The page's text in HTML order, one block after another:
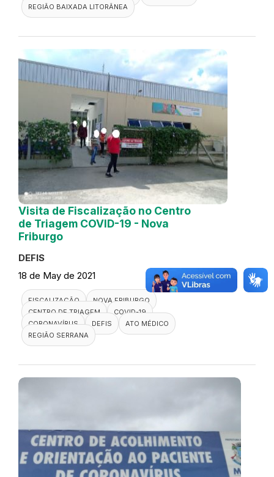
REGIÃO BAIXADA LITORÂNEA
Visita de Fiscalização no Centro
de Triagem COVID-19 - Nova
Friburgo
DEFIS
18 de May de 2021
FISCALIZAÇÃO
NOVA FRIBURGO
CENTRO DE TRIAGEM
COVID-19
CORONAVÍRUS
DEFIS
ATO MÉDICO
REGIÃO SERRANA